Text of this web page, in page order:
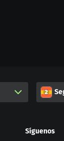
Síguenos